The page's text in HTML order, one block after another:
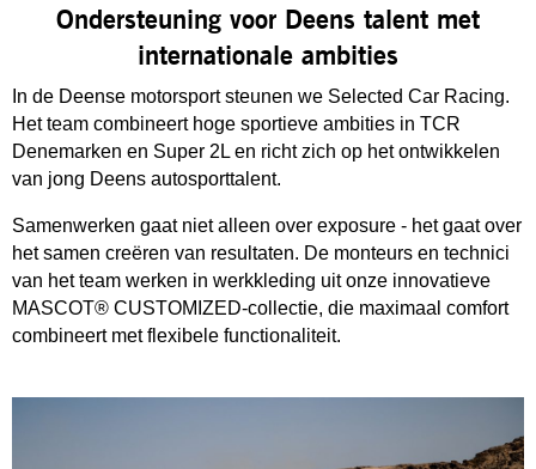
Ondersteuning voor Deens talent met
internationale ambities
In de Deense motorsport steunen we Selected Car Racing.
Het team combineert hoge sportieve ambities in TCR
Denemarken en Super 2L en richt zich op het ontwikkelen
van jong Deens autosporttalent.
Samenwerken gaat niet alleen over exposure - het gaat over
het samen creëren van resultaten. De monteurs en technici
van het team werken in werkkleding uit onze innovatieve
MASCOT® CUSTOMIZED-collectie, die maximaal comfort
combineert met flexibele functionaliteit.